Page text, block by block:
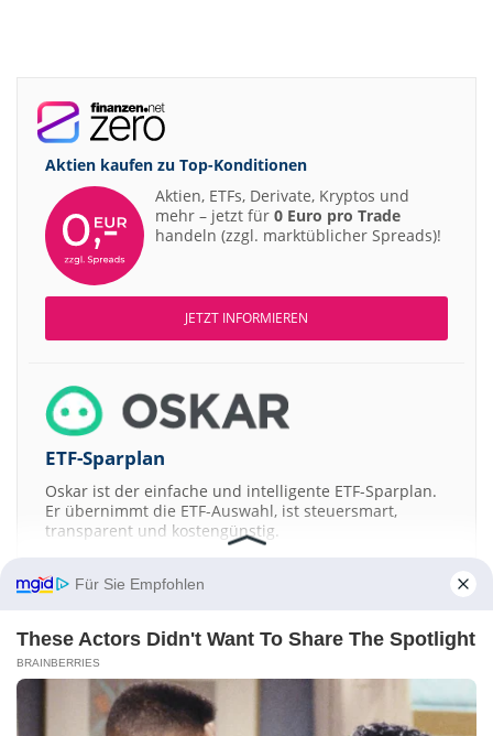
Aktien kaufen zu Top-Konditionen
Aktien, ETFs, Derivate, Kryptos und
mehr – jetzt für 0 Euro pro Trade
handeln (zzgl. marktüblicher Spreads)!
JETZT INFORMIEREN
ETF-Sparplan
Oskar ist der einfache und intelligente ETF-Sparplan.
Er übernimmt die ETF-Auswahl, ist steuersmart,
transparent und kostengünstig.
JETZT MEHR ERFAHREN
Aktien ATX DAX EuroStoxx 50
Nikkei 225
Für Sie Empfohlen
These Actors Didn't Want To Share The Spotlight
BRAINBERRIES